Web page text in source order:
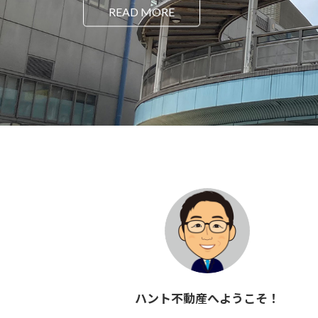
READ MORE
ハント不動産へようこそ！